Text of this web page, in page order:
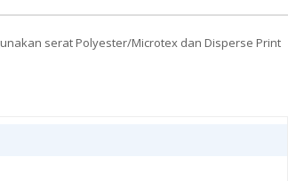
serat Polyester/Microtex dan Disperse Print